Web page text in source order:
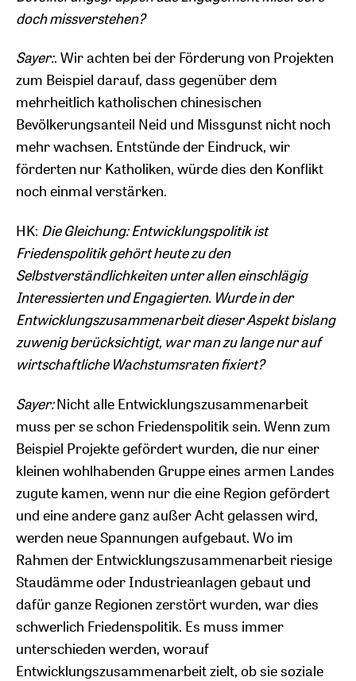
doch missverstehen?
Sayer:. Wir achten bei der Förderung von Projekten
zum Beispiel darauf, dass gegenüber dem
mehrheitlich katholischen chinesischen
Bevölkerungsanteil Neid und Missgunst nicht noch
mehr wachsen. Entstünde der Eindruck, wir
förderten nur Katholiken, würde dies den Konflikt
noch einmal verstärken.
HK: Die Gleichung: Entwicklungspolitik ist
Friedenspolitik gehört heute zu den
Selbstverständlichkeiten unter allen einschlägig
Interessierten und Engagierten. Wurde in der
Entwicklungszusammenarbeit dieser Aspekt bislang
zuwenig berücksichtigt, war man zu lange nur auf
wirtschaftliche Wachstumsraten fixiert?
Sayer:Nicht alle Entwicklungszusammenarbeit
muss per se schon Friedenspolitik sein. Wenn zum
Beispiel Projekte gefördert wurden, die nur einer
kleinen wohlhabenden Gruppe eines armen Landes
zugute kamen, wenn nur die eine Region gefördert
und eine andere ganz außer Acht gelassen wird,
werden neue Spannungen aufgebaut. Wo im
Rahmen der Entwicklungszusammenarbeit riesige
Staudämme oder Industrieanlagen gebaut und
dafür ganze Regionen zerstört wurden, war dies
schwerlich Friedenspolitik. Es muss immer
unterschieden werden, worauf
Entwicklungszusammenarbeit zielt, ob sie soziale